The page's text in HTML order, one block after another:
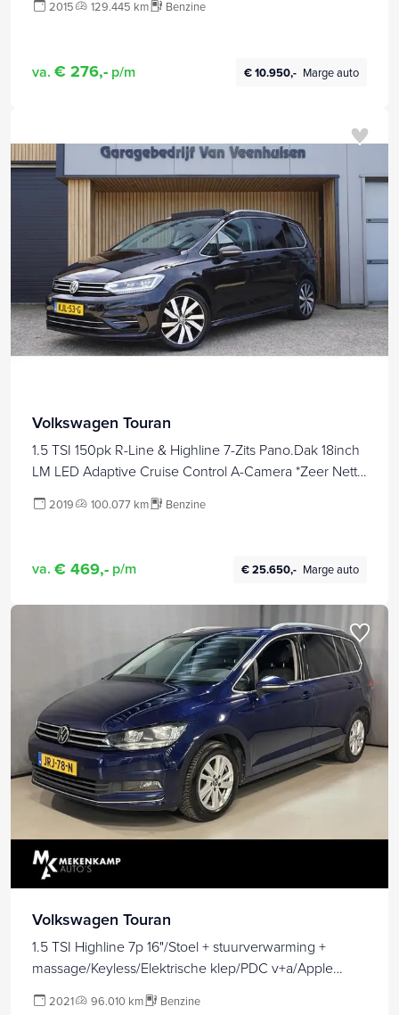
2015 129.445 km Benzine
va. € 276,- p/m € 10.950,- Marge auto
Volkswagen Touran
1.5 TSI 150pk R-Line & Highline 7-Zits Pano.Dak 18inch
LM LED Adaptive Cruise Control A-Camera *Zeer Nette
2019 100.077 km Benzine
va. € 469,- p/m € 25.650,- Marge auto
Volkswagen Touran
1.5 TSI Highline 7p 16"/Stoel + stuurverwarming +
massage/Keyless/Elektrische klep/PDC v+a/Apple
2021 96.010 km Benzine